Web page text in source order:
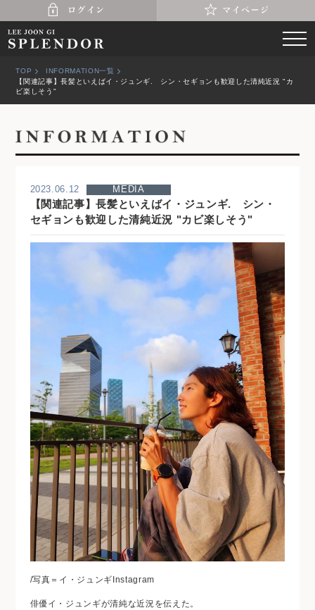
TOP
INFORMATION一覧
【関連記事】長髪といえばイ・ジュンギ. シン・セギョンも歓迎した清純近況 "カ
ビ楽しそう"
2023.06.12 MEDIA
【関連記事】長髪といえばイ・ジュンギ. シン・
セギョンも歓迎した清純近況 "カビ楽しそう"
/写真＝イ・ジュンギInstagram
俳優イ・ジュンギが清純な近況を伝えた。